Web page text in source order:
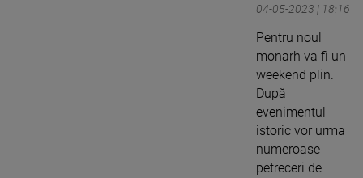
04-05-2023 | 18:16
Pentru noul
monarh va fi un
weekend plin.
După
evenimentul
istoric vor urma
numeroase
petreceri de